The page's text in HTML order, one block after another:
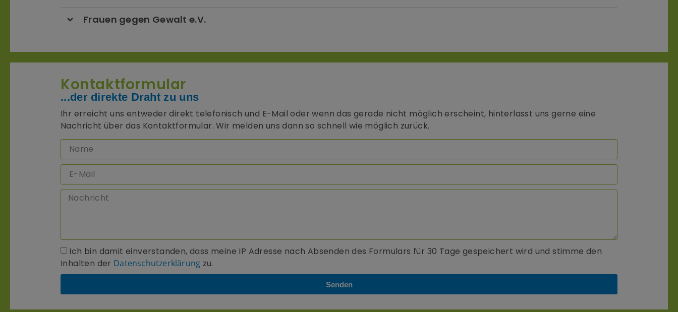
Frauen gegen Gewalt e.V.
Kontaktformular
...der direkte Draht zu uns
Ihr erreicht uns entweder direkt telefonisch und E-Mail oder wenn das gerade nicht möglich erscheint, hinterlasst uns gerne eine
Nachricht über das Kontaktformular. Wir melden uns dann so schnell wie möglich zurück.
Ich bin damit einverstanden, dass meine IP Adresse nach Absenden des Formulars für 30 Tage gespeichert wird und stimme den
Inhalten der Datenschutzerklärung zu.
Senden